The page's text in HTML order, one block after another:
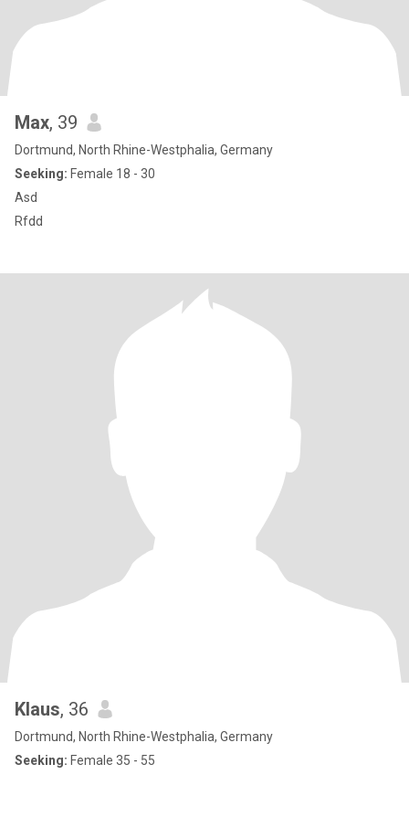
Max, 39
Dortmund, North Rhine-Westphalia, Germany
Seeking: Female 18 - 30
Asd
Rfdd
Klaus, 36
Dortmund, North Rhine-Westphalia, Germany
Seeking: Female 35 - 55